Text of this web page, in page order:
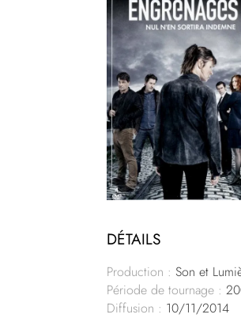
DÉTAILS
Production : Son et
Période de tournage :
Diffusion : 10/11/2014